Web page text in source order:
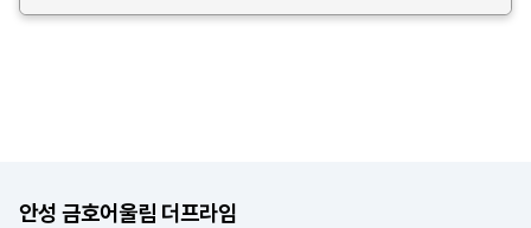
안성 금호어울림 더프라임